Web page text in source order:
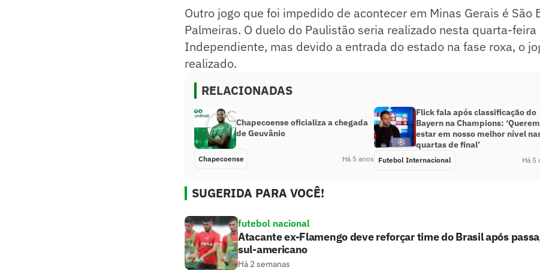
Outro jogo que foi impedido de acontecer em Minas Gerais é São
Palmeiras. O duelo do Paulistão seria realizado nesta quarta-feira
Independiente, mas devido a entrada do estado na fase roxa, o
realizado.
RELACIONADAS
Chapecoense oficializa a chegada
de Geuvânio
Chapecoense Há 5 anos
Flick fala após classificação do
Bayern na Champions:
estar em nosso melhor nível
quartas de final’
Futebol Internacional Há 5
SUGERIDA PARA VOCÊ!
futebol nacional
Atacante ex-Flamengo deve reforçar time do Brasil após
sul-americano
Há 2 semanas